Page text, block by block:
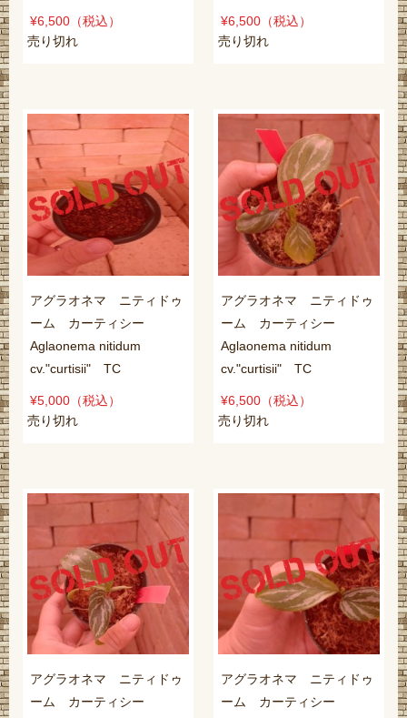
¥6,500 （税込）
売り切れ
¥6,500 （税込）
売り切れ
アグラオネマ ニティドゥ
ーム カーティシー
Aglaonema nitidum
cv."curtisii" TC
¥5,000 （税込）
売り切れ
アグラオネマ ニティドゥ
ーム カーティシー
Aglaonema nitidum
cv."curtisii" TC
¥6,500 （税込）
売り切れ
アグラオネマ ニティドゥ
ーム カーティシー
アグラオネマ ニティドゥ
ーム カーティシー